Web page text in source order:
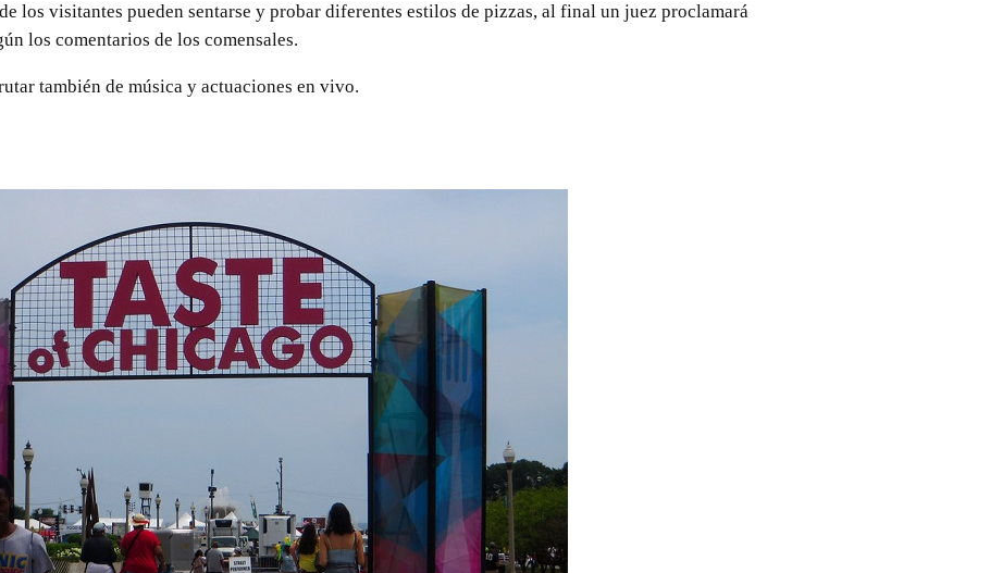
los visitantes pueden sentarse y probar diferentes estilos de pizzas, al final un juez proclamará
los comentarios de los comensales.
también de música y actuaciones en vivo.